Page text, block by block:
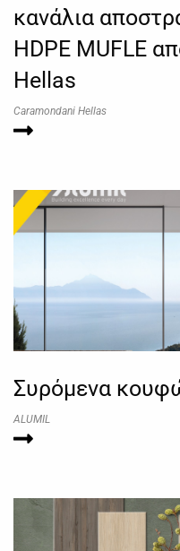
κανάλια
HDPE MUFLE
Hellas
Caramondani Hellas
Συρόμενα
ALUMIL